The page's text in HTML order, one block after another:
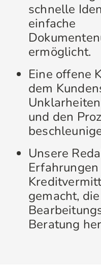
schnelle
einfache
ermöglicht.
Eine offene
dem
und den
Unsere
gemacht,
Beratung